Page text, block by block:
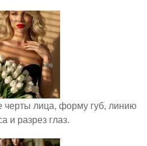
лица, форму губ, линию
и разрез глаз.